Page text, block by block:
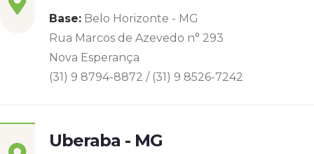
Base: Belo Horizonte - MG
Rua Marcos de Azevedo n° 293
Nova Esperança
(31) 9 8794-8872 / (31) 9 8526-7242
Uberaba - MG